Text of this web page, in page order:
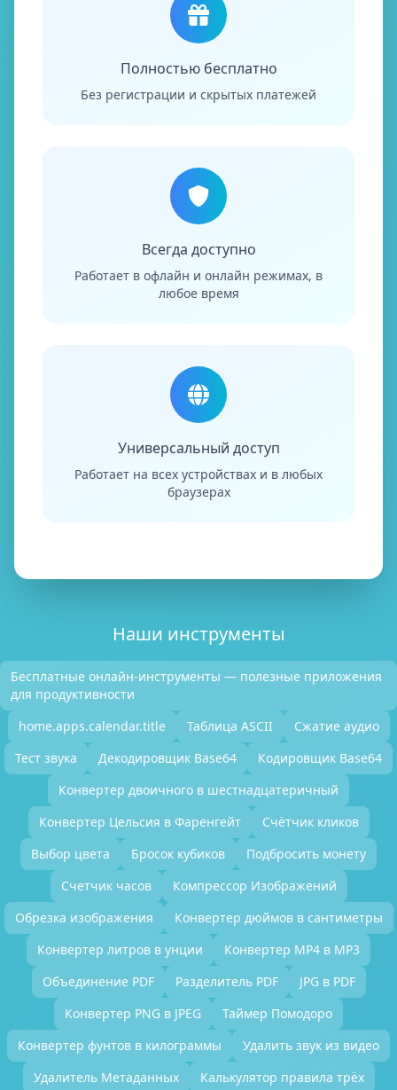
Полностью бесплатно
Без регистрации и скрытых платежей
Всегда доступно
Работает в офлайн и онлайн режимах, в
любое время
Универсальный доступ
Работает на всех устройствах и в любых
браузерах
Наши инструменты
Бесплатные онлайн-инструменты — полезные приложения
для продуктивности
home.apps.calendar.title
Таблица ASCII
Сжатие аудио
Тест звука
Декодировщик Base64
Кодировщик Base64
Конвертер двоичного в шестнадцатеричный
Конвертер Цельсия в Фаренгейт
Счётчик кликов
Выбор цвета
Бросок кубиков
Подбросить монету
Счетчик часов
Компрессор Изображений
Обрезка изображения
Конвертер дюймов в сантиметры
Конвертер литров в унции
Конвертер MP4 в MP3
Объединение PDF
Разделитель PDF
JPG в PDF
Конвертер PNG в JPEG
Таймер Помодоро
Конвертер фунтов в килограммы
Удалить звук из видео
Удалитель Метаданных
Калькулятор правила трёх